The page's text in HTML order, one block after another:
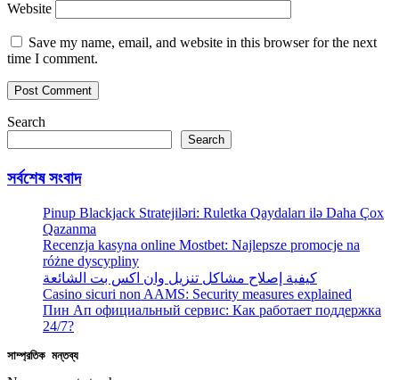
Website
Save my name, email, and website in this browser for the next
time I comment.
Search
Search
সর্বশেষ সংবাদ
Pinup Blackjack Stratejiləri: Ruletka Qaydaları ilə Daha Çox
Qazanma
Recenzja kasyna online Mostbet: Najlepsze promocje na
różne dyscypliny
كيفية إصلاح مشاكل تنزيل وان اكس بت الشائعة
Casino sicuri non AAMS: Security measures explained
Пин Ап официальный сервис: Как работает поддержка
24/7?
সাম্প্রতিক মন্তব্য